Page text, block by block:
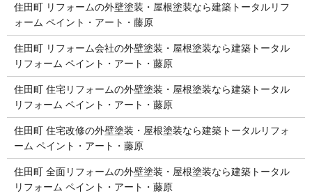
住田町 リフォームの外壁塗装・屋根塗装なら建築トータルリフ
ォーム ペイント・アート・藤原
住田町 リフォーム会社の外壁塗装・屋根塗装なら建築トータル
リフォーム ペイント・アート・藤原
住田町 住宅リフォームの外壁塗装・屋根塗装なら建築トータル
リフォーム ペイント・アート・藤原
住田町 住宅改修の外壁塗装・屋根塗装なら建築トータルリフォ
ーム ペイント・アート・藤原
住田町 全面リフォームの外壁塗装・屋根塗装なら建築トータル
リフォーム ペイント・アート・藤原